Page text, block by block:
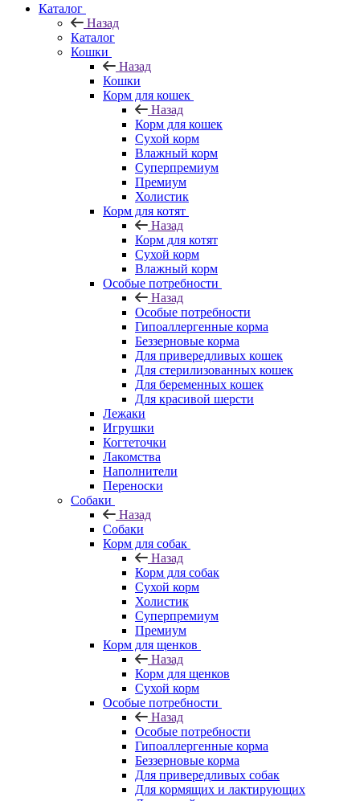
Каталог
Назад
Каталог
Кошки
Назад
Кошки
Корм для кошек
Назад
Корм для кошек
Сухой корм
Влажный корм
Суперпремиум
Премиум
Холистик
Корм для котят
Назад
Корм для котят
Сухой корм
Влажный корм
Особые потребности
Назад
Особые потребности
Гипоаллергенные корма
Беззерновые корма
Для привередливых кошек
Для стерилизованных кошек
Для беременных кошек
Для красивой шерсти
Лежаки
Игрушки
Когтеточки
Лакомства
Наполнители
Переноски
Собаки
Назад
Собаки
Корм для собак
Назад
Корм для собак
Сухой корм
Холистик
Суперпремиум
Премиум
Корм для щенков
Назад
Корм для щенков
Сухой корм
Особые потребности
Назад
Особые потребности
Гипоаллергенные корма
Беззерновые корма
Для привередливых собак
Для кормящих и лактирующих